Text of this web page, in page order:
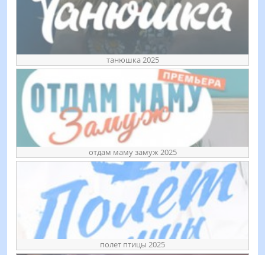
танюшка 2025
отдам маму замуж 2025
полет птицы 2025